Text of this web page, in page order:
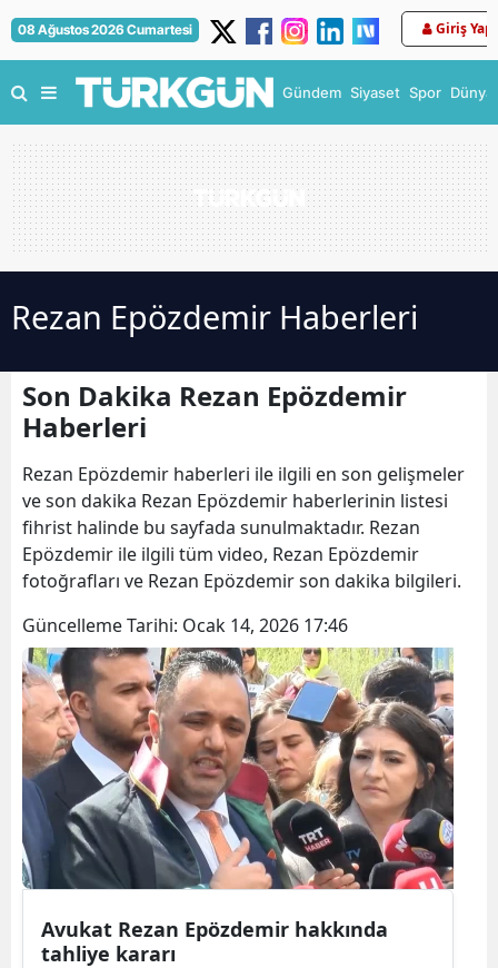
08 Ağustos 2026 Cumartesi Giriş Yap
Gündem Siyaset Spor Dünya
Rezan Epözdemir Haberleri
Son Dakika Rezan Epözdemir
Haberleri
Rezan Epözdemir haberleri ile ilgili en son gelişmeler
ve son dakika Rezan Epözdemir haberlerinin listesi
fihrist halinde bu sayfada sunulmaktadır. Rezan
Epözdemir ile ilgili tüm video, Rezan Epözdemir
fotoğrafları ve Rezan Epözdemir son dakika bilgileri.
Güncelleme Tarihi: Ocak 14, 2026 17:46
Avukat Rezan Epözdemir hakkında
tahliye kararı